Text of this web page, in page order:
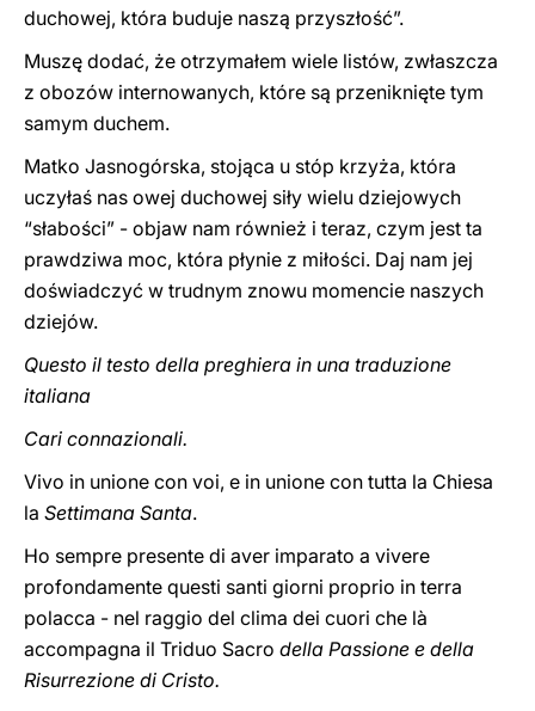
duchowej, która buduje naszą przyszłość”.
Muszę dodać, że otrzymałem wiele listów, zwłaszcza
z obozów internowanych, które są przeniknięte tym
samym duchem.
Matko Jasnogórska, stojąca u stóp krzyża, która
uczyłaś nas owej duchowej siły wielu dziejowych
“słabości” - objaw nam również i teraz, czym jest ta
prawdziwa moc, która płynie z miłości. Daj nam jej
doświadczyć w trudnym znowu momencie naszych
dziejów.
Questo il testo della preghiera in una traduzione
italiana
Cari connazionali.
Vivo in unione con voi, e in unione con tutta la Chiesa
la Settimana Santa.
Ho sempre presente di aver imparato a vivere
profondamente questi santi giorni proprio in terra
polacca - nel raggio del clima dei cuori che là
accompagna il Triduo Sacro della Passione e della
Risurrezione di Cristo.